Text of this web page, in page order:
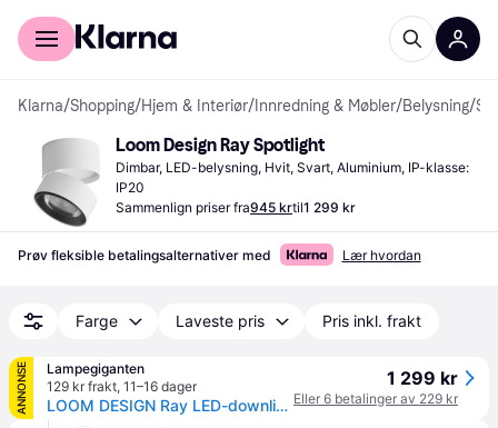
For kunder
Klarna/Shopping/Hjem & Interiør/ Innredning & Møbler/Belysning/
Loom Design Ray Spotlight
Dimbar, LED-belysning, Hvit, Svart, Aluminium, IP-klasse:
IP20
Sammenlign priser fra945 krtil1 299 kr
Prøv fleksible betalingsalternativer med Lær hvordan
Farge Laveste pris Pris inkl. frakt
ANNONSE
Lampegiganten
129 kr frakt, 11–16 dager
LOOM DESIGN Ray LED-downlight Ø9,3 cm 13W hvit Ray, dimbar, Hvit / opal, Stue / spisestue, Aluminium, Moderne
1 299 kr
Eller 6 betalinger av 229 kr